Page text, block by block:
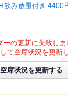
飲み放題付き 4400
ーの更新に失敗しま
て空席状況を更新
空席状況を更新する